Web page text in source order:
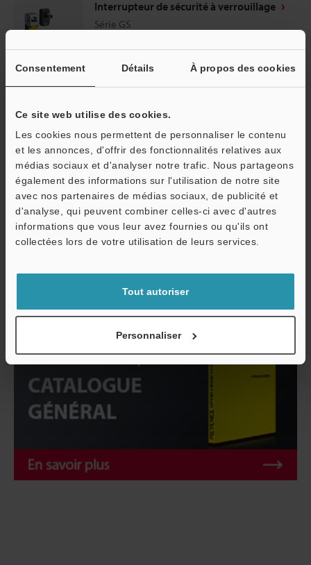
Consentement Détails À propos des cookies
Ce site web utilise des cookies.
Les cookies nous permettent de personnaliser le contenu
et les annonces, d'offrir des fonctionnalités relatives aux
médias sociaux et d'analyser notre trafic. Nous partageons
également des informations sur l'utilisation de notre site
avec nos partenaires de médias sociaux, de publicité et
d'analyse, qui peuvent combiner celles-ci avec d'autres
informations que vous leur avez fournies ou qu'ils ont
collectées lors de votre utilisation de leurs services.
Tout autoriser
Personnaliser
Interrupteur de sécurité à verrouillage
Série GS
Grands indicateurs, taille compacte, montage simple et rapide,
Catalogues Prix
Voir les détails